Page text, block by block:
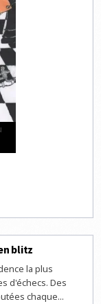
blitz
la plus
d'échecs. Des
chaque...